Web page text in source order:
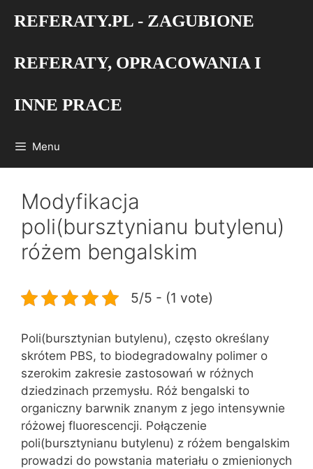
REFERATY.PL - ZAGUBIONE
REFERATY, OPRACOWANIA I
INNE PRACE
Menu
Modyfikacja
poli(bursztynianu butylenu)
różem bengalskim
5/5 - (1 vote)
Poli(bursztynian butylenu), często określany
skrótem PBS, to biodegradowalny polimer o
szerokim zakresie zastosowań w różnych
dziedzinach przemysłu. Róż bengalski to
organiczny barwnik znanym z jego intensywnie
różowej fluorescencji. Połączenie
poli(bursztynianu butylenu) z różem bengalskim
prowadzi do powstania materiału o zmienionych